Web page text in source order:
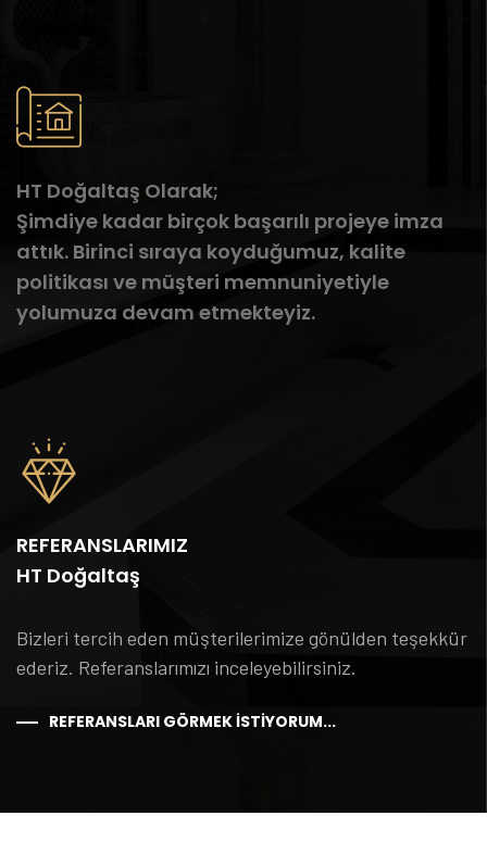
HT Doğaltaş Olarak;
Şimdiye kadar birçok başarılı projeye imza
attık. Birinci sıraya koyduğumuz, kalite
politikası ve müşteri memnuniyetiyle
yolumuza devam etmekteyiz.
REFERANSLARIMIZ
HT Doğaltaş
Bizleri tercih eden müşterilerimize gönülden teşekkür
ederiz. Referanslarımızı inceleyebilirsiniz.
REFERANSLARI GÖRMEK ISTIYORUM...